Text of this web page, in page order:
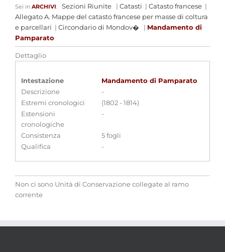
Sei in ARCHIVI: Sezioni Riunite | Catasti | Catasto francese |
Allegato A. Mappe del catasto francese per masse di coltura
e parcellari | Circondario di Mondov� | Mandamento di
Pamparato
Dettaglio
Intestazione
Mandamento di Pamparato
Descrizione
-
Estremi cronologici
(1802 - 1814)
Estensioni
cronologiche
-
Consistenza
5 fogli
Qualifica
-
Non ci sono Unità di Conservazione collegate al ramo
corrente